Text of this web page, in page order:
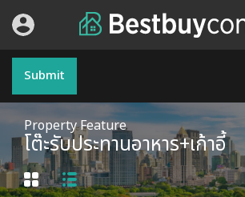
Submit
Property Feature
โต๊ะรับประทานอาหาร+เก้าอี้